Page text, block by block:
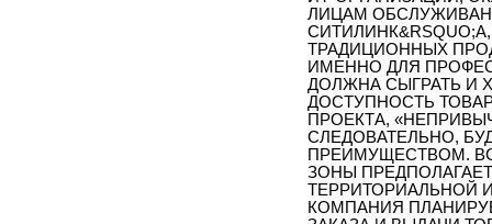
ЛИЦАМ
ТРАДИЦИОННЫХ
ИМЕННО ДЛЯ
ДОЛЖНА СЫГРАТЬ И
ДОСТУПНОСТЬ
ПРОЕКТА,
СЛЕДОВАТЕЛЬНО,
ПРЕИМУЩЕСТВОМ.
ЗОНЫ
ТЕРРИТОРИАЛЬНОЙ
КОМПАНИЯ